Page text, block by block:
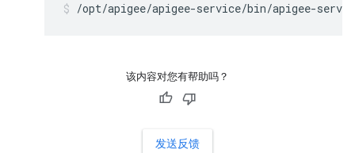
/opt/apigee/apigee-service/bin/apigee-
该内容对您有帮助吗？
发送反馈